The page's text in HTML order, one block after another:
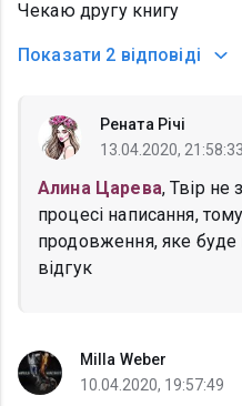
Чекаю другу книгу
Показати 2 відповіді
Рената Річі
13.04.2020, 21:58:33
Алина Царева, Твір не
процесі написання,
продовження, яке
відгук
Milla Weber
10.04.2020, 19:57:49